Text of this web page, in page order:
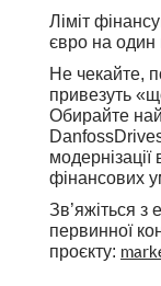
Ліміт
євро на один
Не чекайте,
привезуть
Обирайте
фінансових
Зв’яжіться з
первинної
проєкту: